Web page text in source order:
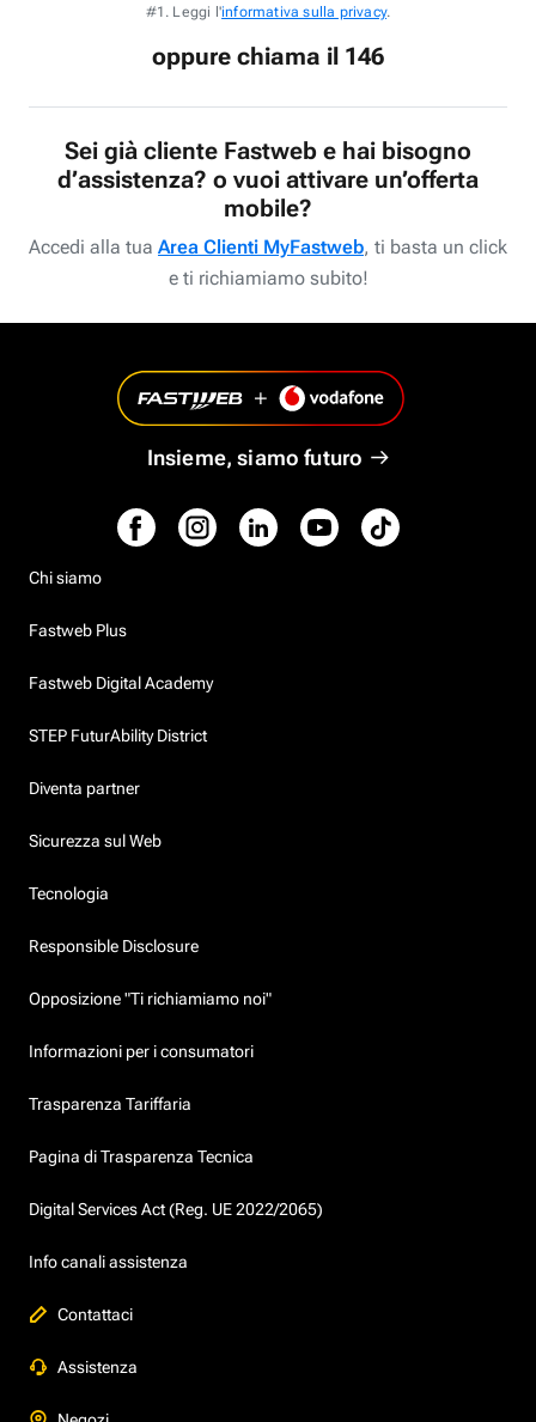
#1. Leggi l'informativa sulla privacy.
oppure chiama il 146
Sei già cliente Fastweb e hai bisogno
d’assistenza? o vuoi attivare un’offerta
mobile?
Accedi alla tua Area Clienti MyFastweb, ti basta un click
e ti richiamiamo subito!
Insieme, siamo futuro
Chi siamo
Fastweb Plus
Fastweb Digital Academy
STEP FuturAbility District
Diventa partner
Sicurezza sul Web
Tecnologia
Responsible Disclosure
Opposizione "Ti richiamiamo noi"
Informazioni per i consumatori
Trasparenza Tariffaria
Pagina di Trasparenza Tecnica
Digital Services Act (Reg. UE 2022/2065)
Info canali assistenza
Contattaci
Assistenza